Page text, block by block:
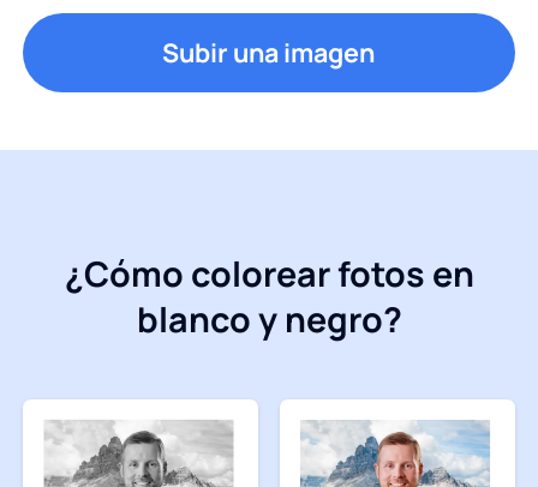
Subir una imagen
¿Cómo colorear fotos en
blanco y negro?